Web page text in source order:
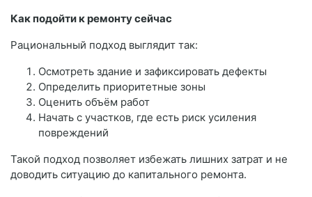
Как подойти к ремонту сейчас
Рациональный подход выглядит так:
Осмотреть здание и зафиксировать дефекты
Определить приоритетные зоны
Оценить объём работ
Начать с участков, где есть риск усиления
повреждений
Такой подход позволяет избежать лишних затрат и не
доводить ситуацию до капитального ремонта.